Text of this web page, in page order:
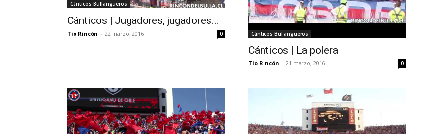
Cánticos Bullangueros
Cánticos | Jugadores, jugadores…
Tio Rincón - 22 marzo, 2016 0 Cánticos Bullangueros
Cánticos | La polera
Tio Rincón - 21 marzo, 2016 0